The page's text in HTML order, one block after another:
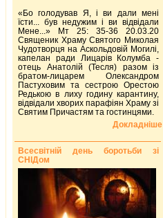
«Бо голодував Я, і ви дали мені
їсти... був недужим і ви відвідали
Мене...» Мт 25: 35-36 20.03.20
Священик Храму Святого Миколая
Чудотворця на Аскольдовій Могилі,
капелан ради Лицарів Колумба -
отець Анатолій (Тесля) разом із
братом-лицарем Олександром
Пастуховим та сестрою Орестою
Редькою в лиху годину карантину,
відвідали хворих парафіян Храму зі
Святим Причастям та гостинцями.
Докладніше
Всесвітній день боротьби зі
СНІДом